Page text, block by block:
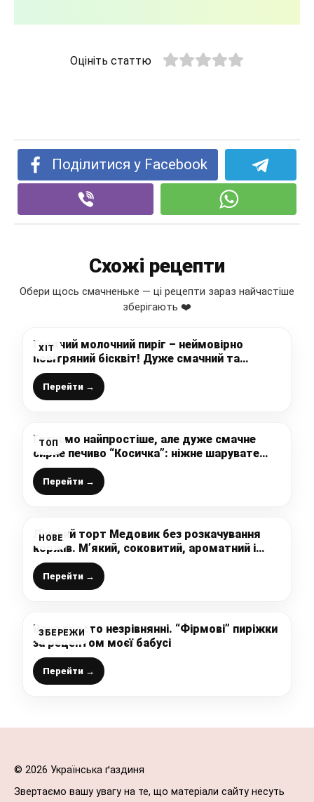
Оцініть статтю
Поділитися у Facebook
Схожі рецепти
Обери щось смачненьке — ці рецепти зараз найчастіше
зберігають ❤️
ХІТ
Гарячий молочний пиріг – неймовірно
повітряний бісквіт! Дуже смачний та
ніжний, можна змастити кремом або
варенням
Перейти →
ТОП
Готуємо найпростіше, але дуже смачне
сирне печиво “Косичка”: ніжне шарувате
тісто та гарна і оригінальна форма –
ідеально до чаю
Перейти →
НОВЕ
Лінивий торт Медовик без розкачування
коржів. М’який, соковитий, ароматний і
лише за 30 хвилин
Перейти →
ЗБЕРЕЖИ
Вони просто незрівнянні. “Фірмові” пиріжки
за рецептом моєї бабусі
Перейти →
© 2026 Українська ґаздиня
Звертаємо вашу увагу на те, що матеріали сайту несуть